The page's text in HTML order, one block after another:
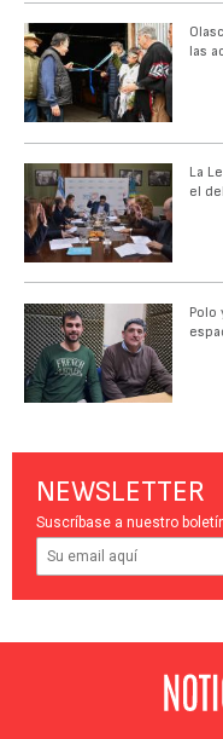
las
La
el
Polo
NEWSLETTER
Suscríbase a nuestro